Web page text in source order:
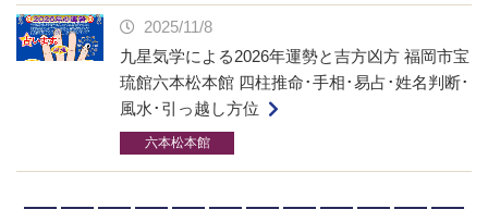
2025/11/8
九星気学による2026年運勢と吉方凶方 福岡市宝
琉館六本松本館 四柱推命･手相･易占･姓名判断･
風水･引っ越し方位
六本松本館